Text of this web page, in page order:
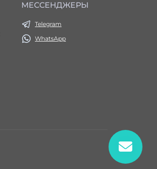
МЕССЕНДЖЕРЫ
Telegram
WhatsApp